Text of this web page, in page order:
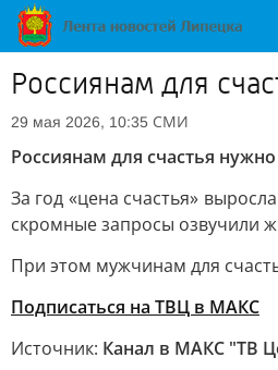
Россиянам для
29 мая 2026, 10:35 СМИ
Россиянам для счастья
За год «цена счастья»
скромные запросы озвучили
При этом мужчинам для
Подписаться на ТВЦ в МАКС
Источник: Канал в МАКС "ТВ